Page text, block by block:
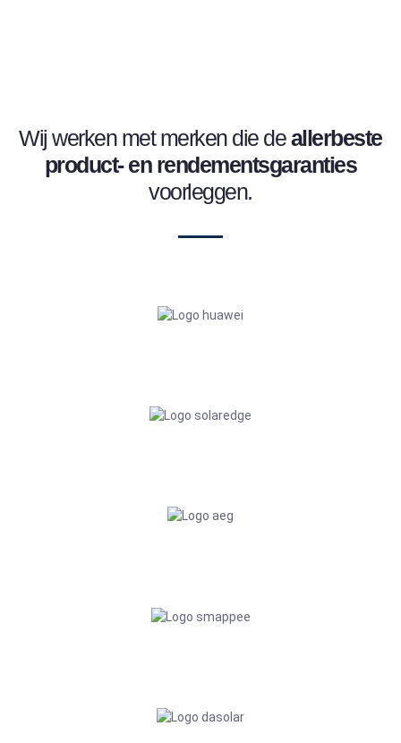
Wij werken met merken die deallerbeste
product- en rendementsgaranties
voorleggen.